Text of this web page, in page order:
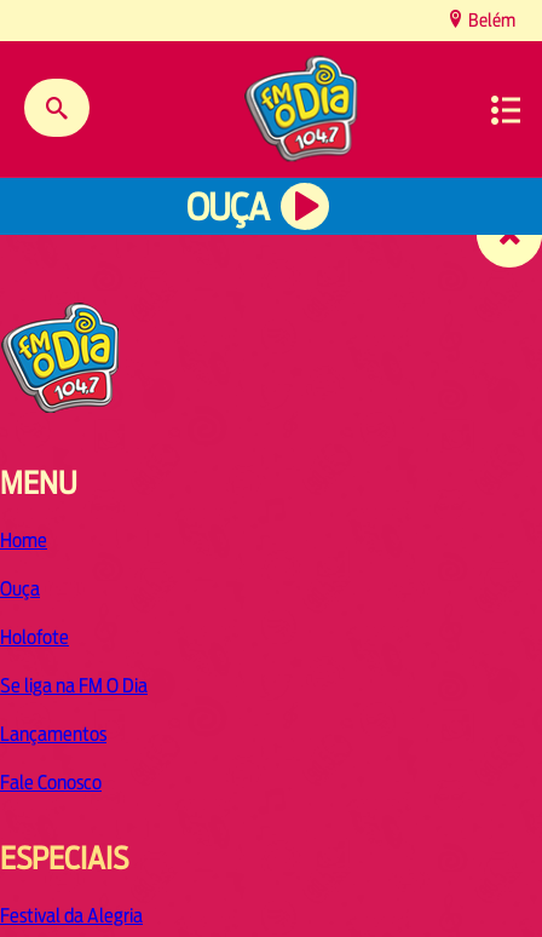
Belém
OUÇA
MENU
Home
Ouça
Holofote
Se liga na FM O Dia
Lançamentos
Fale Conosco
ESPECIAIS
Festival da Alegria